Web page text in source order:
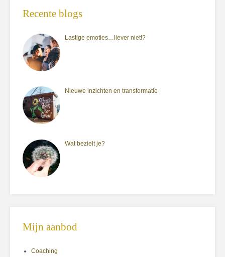
Recente blogs
Lastige emoties…liever niet!?
Nieuwe inzichten en transformatie
Wat bezielt je?
Mijn aanbod
Coaching